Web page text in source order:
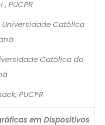
PUCPR
Católica
Católica do
PUCPR
em Dispositivos